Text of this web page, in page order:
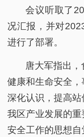
会议听取了
况汇报，并对
进行了部署。
唐大军指出
健康和生命安全
深化认识，提高
我区产业发展的
安全工作的思想